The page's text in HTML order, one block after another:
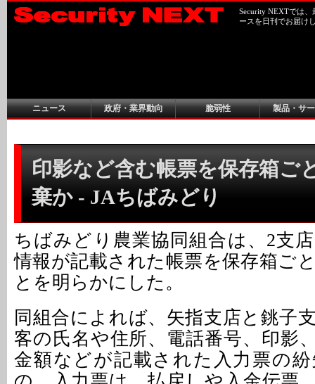
Security NEXTでは
ースを日刊でお届け
ニュース 政府・業界動向 脆弱性 製品・サ
印影など含む帳票を保存箱ご
棄か - JAちばみどり
ちばみどり農業協同組合は、2支
情報が記載された帳票を保存箱ご
とを明らかにした。
同組合によれば、矢指支店と銚子
客の氏名や住所、電話番号、印影
金額などが記載された入力票の